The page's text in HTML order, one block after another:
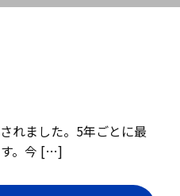
れました。5年ごとに最
す。今 […]